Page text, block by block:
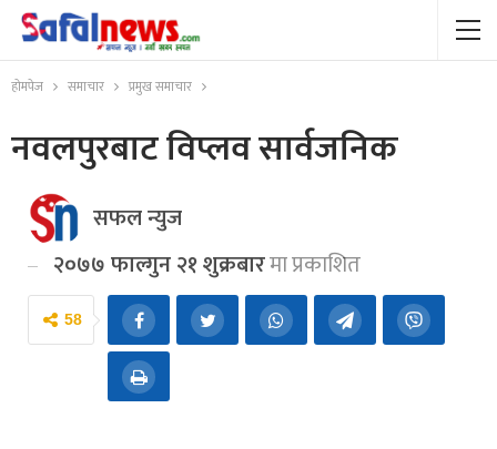
होमपेज समाचार प्रमुख समाचार
नवलपुरबाट विप्लव सार्वजनिक
सफल न्युज
२०७७ फाल्गुन २१ शुक्रबारमा प्रकाशित
58